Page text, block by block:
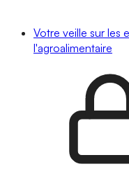
Votre veille sur les
l'agroalimentaire